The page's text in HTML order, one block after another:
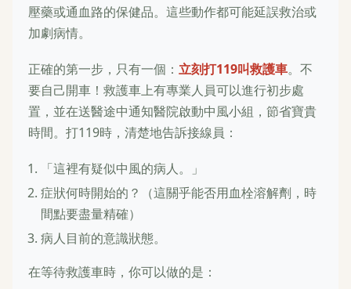
壓藥或通血路的保健品。這些動作都可能延誤救治或
加劇病情。
正確的第一步，只有一個： 立刻打119叫救護車。不
要自己開車！救護車上有專業人員可以進行初步處
置，並在送醫途中通知醫院啟動中風小組，節省寶貴
時間。打119時，清楚地告訴接線員：
「這裡有疑似中風的病人。」
症狀何時開始的？（這關乎能否用血栓溶解劑，時
間點要盡量精確）
病人目前的意識狀態。
在等待救護車時，你可以做的是：